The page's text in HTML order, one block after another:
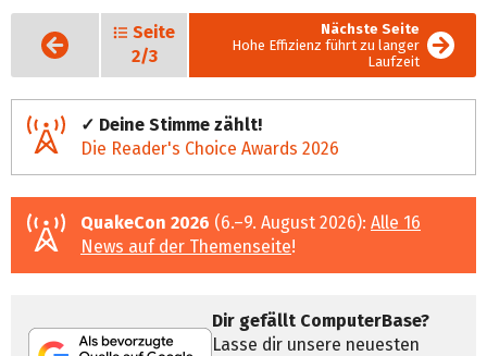
Vorige
Seite
Seite
2/3
Nächste Seite
Hohe Effizienz führt zu langer
Laufzeit
✓ Deine Stimme zählt!
Die Reader's Choice Awards 2026
QuakeCon 2026 (6.–9. August 2026): Alle 16
News auf der Themenseite!
Dir gefällt ComputerBase?
Lasse dir unsere neuesten